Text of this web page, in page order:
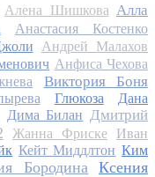
Алена Шишкова Алла
Анастасия Костенко
Андрей Малахов
Анфиса Чехова
Виктория Боня
Глюкоза
Дана
Дима Билан Дмитрий
Жанна Фриске
Иван
Кейт Миддлтон Ким
Бородина
Ксения